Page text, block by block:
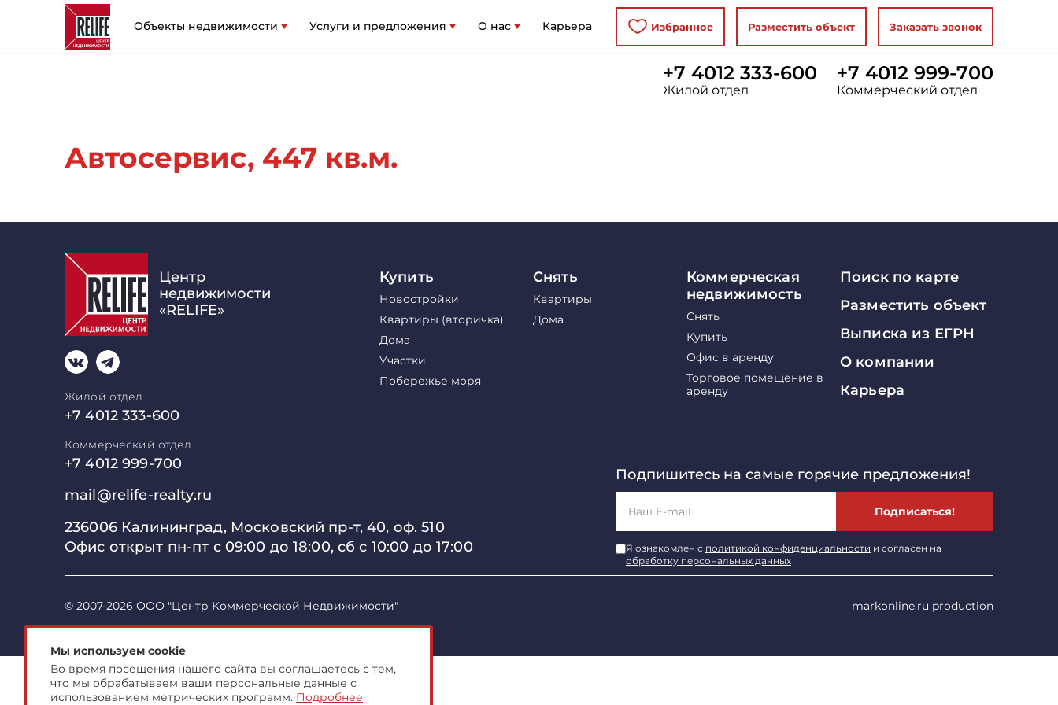
Объекты недвижимости Услуги и предложения О нас Карьера Избранное Разместить объект Заказать звонок
+7 4012 333-600
Жилой отдел
+7 4012 999-700
Коммерческий отдел
Автосервис, 447 кв.м.
Центр
недвижимости
«RELIFE»
Жилой отдел
+7 4012 333-600
Коммерческий отдел
+7 4012 999-700
mail@relife-realty.ru
236006 Калининград, Московский пр-т, 40, оф. 510
Офис открыт пн-пт с 09:00 до18:00, сб с 10:00 до 17:00
Купить
Новостройки
Квартиры (вторичка)
Дома
Участки
Побережье моря
Снять
Квартиры
Дома
Коммерческая
недвижимость
Снять
Купить
Офис в аренду
Торговое помещение в
аренду
Поиск по карте
Разместить объект
Выписка из ЕГРН
О компании
Карьера
© 2007-2026 ООО "Центр Коммерческой Недвижимости" markonline.ru production
Подпишитесь на самые горячие предложения!
Подписаться!
Я ознакомлен с политикой конфиденциальности и согласен на
обработку персональных данных
Мы используем cookie
Во время посещения нашего сайта вы соглашаетесь с тем,
что мы обрабатываем ваши персональные данные с
использованием метрических программ. Подробнее